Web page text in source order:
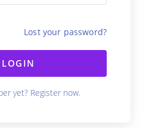
Lost your password?
LOGIN
yet? Register now.